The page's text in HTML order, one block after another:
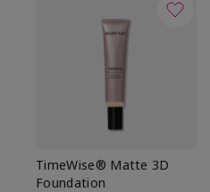
TimeWise® Matte 3D
Foundation